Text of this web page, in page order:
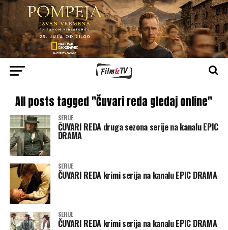
All posts tagged "Čuvari reda gledaj online"
SERIJE
ČUVARI REDA druga sezona serije na kanalu EPIC
DRAMA
SERIJE
ČUVARI REDA krimi serija na kanalu EPIC DRAMA
SERIJE
ČUVARI REDA krimi serija na kanalu EPIC DRAMA